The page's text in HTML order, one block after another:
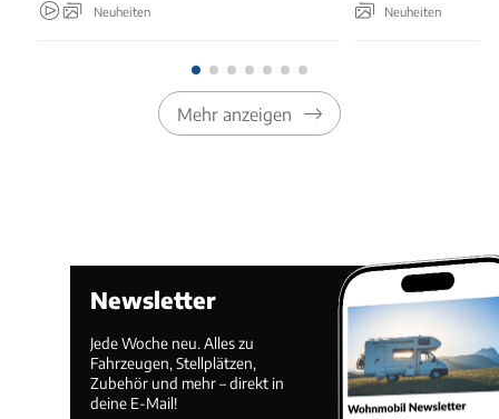
Neuheiten Neuheiten
Mehr anzeigen
Newsletter
Jede Woche neu. Alles zu
Fahrzeugen, Stellplätzen,
Zubehör und mehr – direkt in
deine E-Mail!